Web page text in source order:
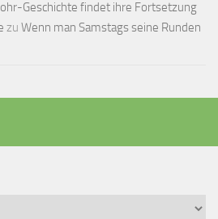
Geschichte findet ihre Fortsetzung
zu Wenn man Samstags seine Runden